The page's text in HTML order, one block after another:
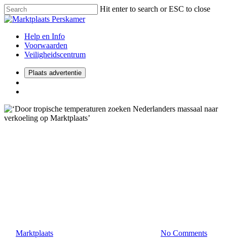
Hit enter to search or ESC to close
Help en Info
Voorwaarden
Veiligheidscentrum
Plaats advertentie
Marktplaats No Comments